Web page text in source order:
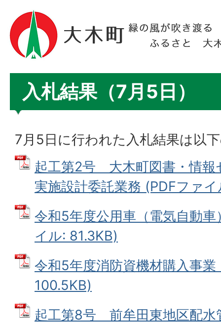
入札結果（7月5日）
7月5日に行われた入札結果は以
起工第2号 大木町図書・情報
実施設計委託業務 (PDFファ
令和5年度公用車（電気自動
イル: 81.3KB)
令和5年度消防資機材購入事
100.5KB)
起工第8号 前牟田東地区配水